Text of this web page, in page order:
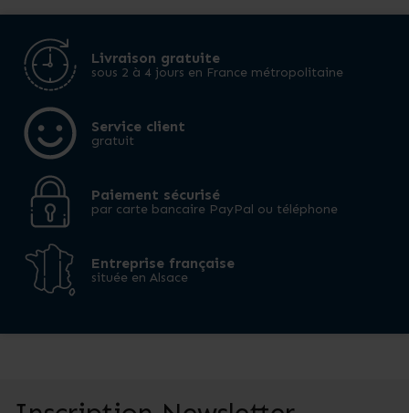
Livraison gratuite
sous 2 à 4 jours en France métropolitaine
Service client
gratuit
Paiement sécurisé
par carte bancaire PayPal ou téléphone
Entreprise française
située en Alsace